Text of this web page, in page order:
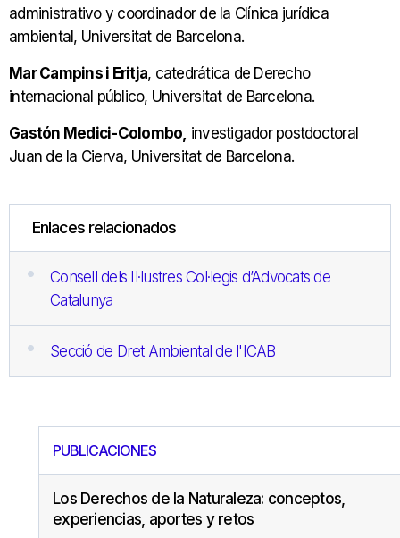
administrativo y coordinador de la Clínica jurídica
ambiental, Universitat de Barcelona.
Mar Campins i Eritja, catedrática de Derecho
internacional público, Universitat de Barcelona.
Gastón Medici-Colombo, investigador postdoctoral
Juan de la Cierva, Universitat de Barcelona.
Enlaces relacionados
Consell dels Il·lustres Col·legis d’Advocats de
Catalunya
Secció de Dret Ambiental de l'ICAB
PUBLICACIONES
Los Derechos de la Naturaleza: conceptos,
experiencias, aportes y retos